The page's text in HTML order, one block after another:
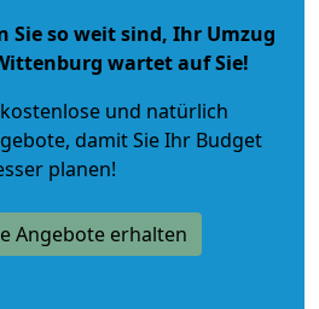
Sie so weit sind, Ihr Umzug
wartet auf Sie!
und natürlich
, damit Sie Ihr Budget
planen!
Angebote erhalten